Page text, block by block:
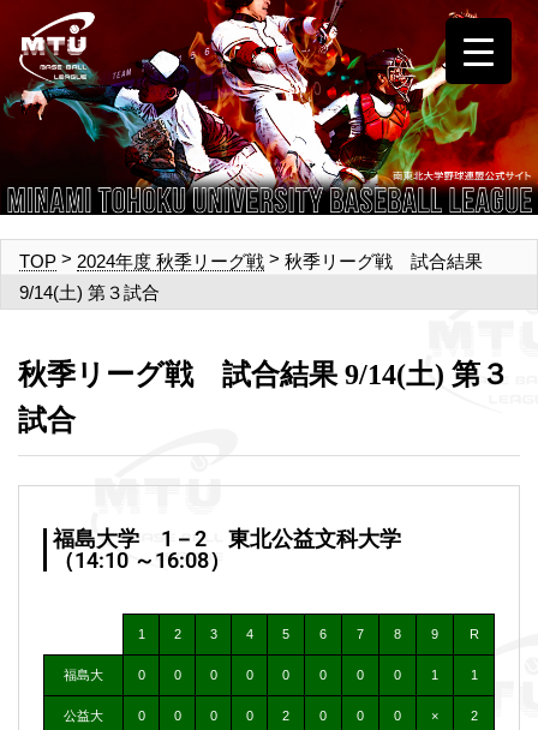
TOP > 2024年度 秋季リーグ戦 > 秋季リーグ戦 試合結果
9/14(土) 第３試合
秋季リーグ戦 試合結果 9/14(土) 第３
試合
福島大学 1－2 東北公益文科大学
（14:10 ～16:08）
1 2 3 4 5 6 7 8 9 R
福島大 0 0 0 0 0 0 0 0 1 1
公益大 0 0 0 0 2 0 0 0 × 2